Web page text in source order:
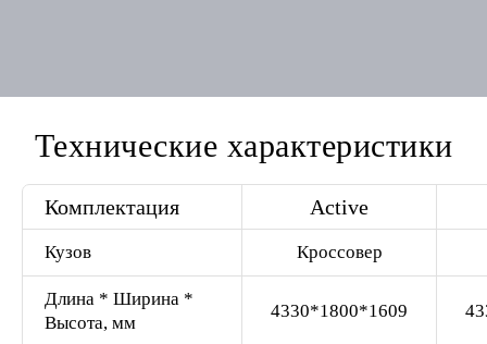
Технические характеристики
Комплектация Active
Кузов Кроссовер
Длина * Ширина *
Высота, мм
4330*1800*1609